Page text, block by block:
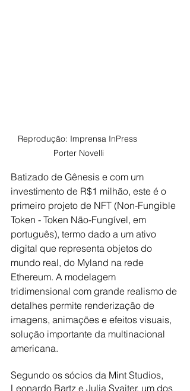
Reprodução: Imprensa InPress
Porter Novelli
Batizado de Gênesis e com um
investimento de R$1 milhão, este é o
primeiro projeto de NFT (Non-Fungible
Token - Token Não-Fungível, em
português), termo dado a um ativo
digital que representa objetos do
mundo real, do Myland na rede
Ethereum. A modelagem
tridimensional com grande realismo de
detalhes permite renderização de
imagens, animações e efeitos visuais,
solução importante da multinacional
americana.
Segundo os sócios da Mint Studios,
Leonardo Bartz e Julia Svaiter, um dos